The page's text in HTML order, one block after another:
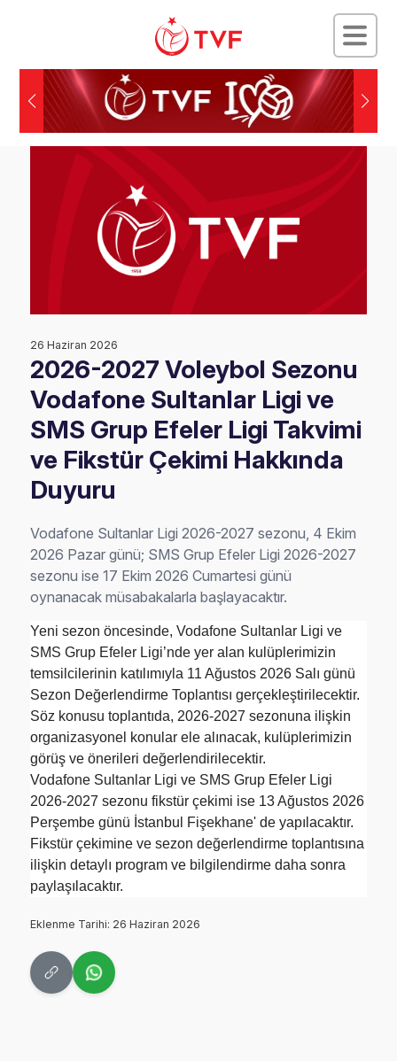
26 Haziran 2026
2026-2027 Voleybol Sezonu
Vodafone Sultanlar Ligi ve
SMS Grup Efeler Ligi Takvimi
ve Fikstür Çekimi Hakkında
Duyuru
Vodafone Sultanlar Ligi 2026-2027 sezonu, 4 Ekim
2026 Pazar günü; SMS Grup Efeler Ligi 2026-2027
sezonu ise 17 Ekim 2026 Cumartesi günü
oynanacak müsabakalarla başlayacaktır.
Yeni sezon öncesinde, Vodafone Sultanlar Ligi ve
SMS Grup Efeler Ligi’nde yer alan kulüplerimizin
temsilcilerinin katılımıyla 11 Ağustos 2026 Salı günü
Sezon Değerlendirme Toplantısı gerçekleştirilecektir.
Söz konusu toplantıda, 2026-2027 sezonuna ilişkin
organizasyonel konular ele alınacak, kulüplerimizin
görüş ve önerileri değerlendirilecektir.
Vodafone Sultanlar Ligi ve SMS Grup Efeler Ligi
2026-2027 sezonu fikstür çekimi ise 13 Ağustos 2026
Perşembe günü İstanbul Fişekhane' de yapılacaktır.
Fikstür çekimine ve sezon değerlendirme toplantısına
ilişkin detaylı program ve bilgilendirme daha sonra
paylaşılacaktır.
Eklenme Tarihi: 26 Haziran 2026